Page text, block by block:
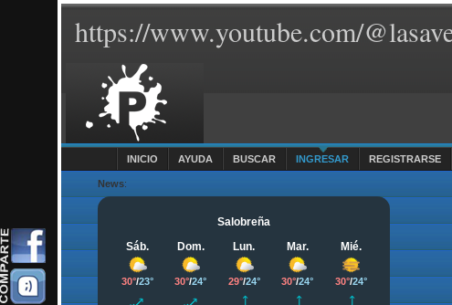
https://www.youtube.com/
INICIO AYUDA BUSCAR INGRESAR REGISTRARSE
News: